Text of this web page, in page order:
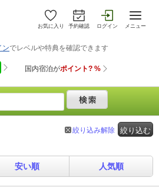
お気に入り 予約確認 ログイン メニュー
絞り込む
絞り込み解除
安い順 人気順